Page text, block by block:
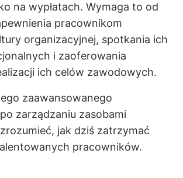
na wypłatach. Wymaga to od
pracownikom
organizacyjnej, spotkania ich
i zaoferowania
ich celów zawodowych.
zaawansowanego
zarządzaniu zasobami
jak dziś zatrzymać
pracowników.